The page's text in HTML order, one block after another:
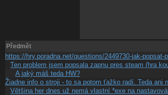
Předmět
https://hry.poradna.net/questions/2449730-jak-popsat-
Ten problem jsem popsala zapnu pres steam (hra
A jaký máš teda HW?
Žiadne info o stroji - to sa potom ťažko radí. Teda ani
Většina her dnes už nemá vlastní *exe na